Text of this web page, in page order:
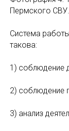
Пермского
Система
такова:
1) соблюдение
2) соблюдение
3) анализ